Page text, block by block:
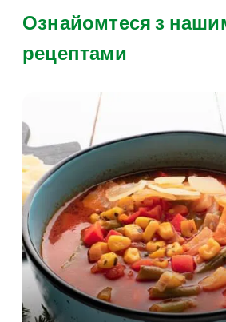
Ознайомтеся з
рецептами